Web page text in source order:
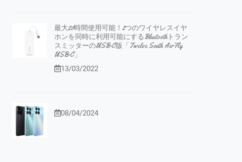
最大20時間使用可能！2つのワイヤレスイヤ
ホンを同時に利用可能にするBluetoothトラン
スミッターのUSB-C版「Twelve South AirFly
USB-C」
13/03/2022
08/04/2024